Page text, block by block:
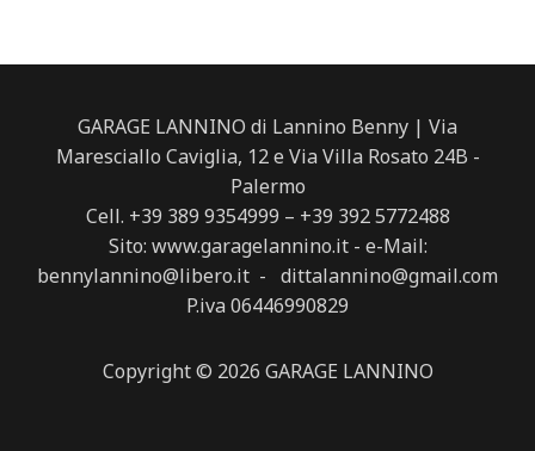
GARAGE LANNINO di Lannino Benny | Via
Maresciallo Caviglia, 12 e Via Villa Rosato 24B -
Palermo
Cell. +39 389 9354999 – +39 392 5772488
Sito: www.garagelannino.it - e-Mail:
bennylannino@libero.it - dittalannino@gmail.com
P.iva 06446990829
Copyright © 2026 GARAGE LANNINO